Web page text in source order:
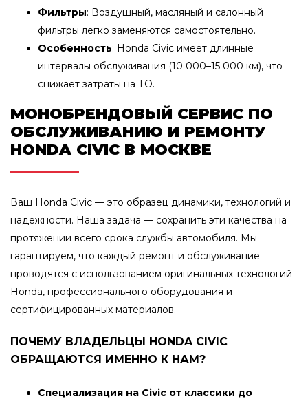
Фильтры: Воздушный, масляный и салонный
фильтры легко заменяются самостоятельно.
Особенность: Honda Civic имеет длинные
интервалы обслуживания (10 000–15 000 км), что
снижает затраты на ТО.
МОНОБРЕНДОВЫЙ СЕРВИС ПО
ОБСЛУЖИВАНИЮ И РЕМОНТУ
HONDA CIVIC В МОСКВЕ
Ваш Honda Civic — это образец динамики, технологий и
надежности. Наша задача — сохранить эти качества на
протяжении всего срока службы автомобиля. Мы
гарантируем, что каждый ремонт и обслуживание
проводятся с использованием оригинальных технологий
Honda, профессионального оборудования и
сертифицированных материалов.
ПОЧЕМУ ВЛАДЕЛЬЦЫ HONDA CIVIC
ОБРАЩАЮТСЯ ИМЕННО К НАМ?
Специализация на Civic от классики до